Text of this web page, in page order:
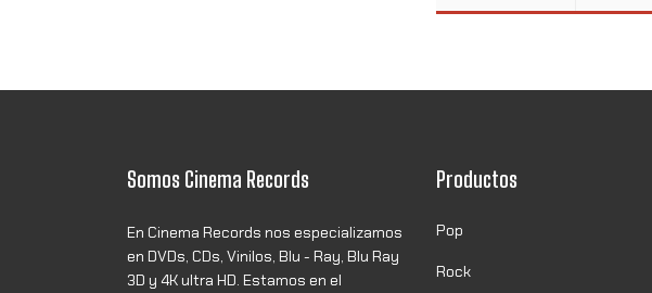
Somos Cinema Records
En Cinema Records nos especializamos
en DVDs, CDs, Vinilos, Blu - Ray, Blu Ray
3D y 4K ultra HD. Estamos en el
Productos
Pop
Rock